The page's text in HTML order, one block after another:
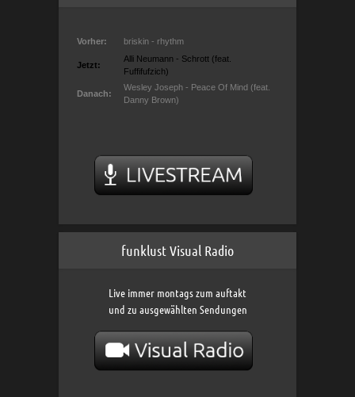
funklust Visual Radio
Live immer montags zum auftakt
und zu ausgewählten Sendungen